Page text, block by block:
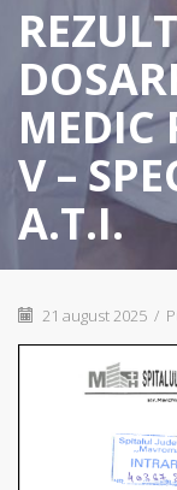
MEDIC
V –
A.T.I.
21 august 2025 /